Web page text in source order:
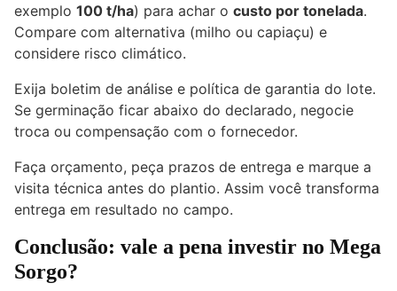
exemplo 100 t/ha) para achar o custo por tonelada.
Compare com alternativa (milho ou capiaçu) e
considere risco climático.
Exija boletim de análise e política de garantia do lote.
Se germinação ficar abaixo do declarado, negocie
troca ou compensação com o fornecedor.
Faça orçamento, peça prazos de entrega e marque a
visita técnica antes do plantio. Assim você transforma
entrega em resultado no campo.
Conclusão: vale a pena investir no Mega
Sorgo?